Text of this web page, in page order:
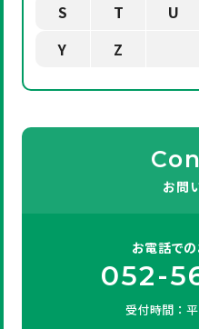
S
T U
Y
Z
お問
お電話での
052-
受付時間：